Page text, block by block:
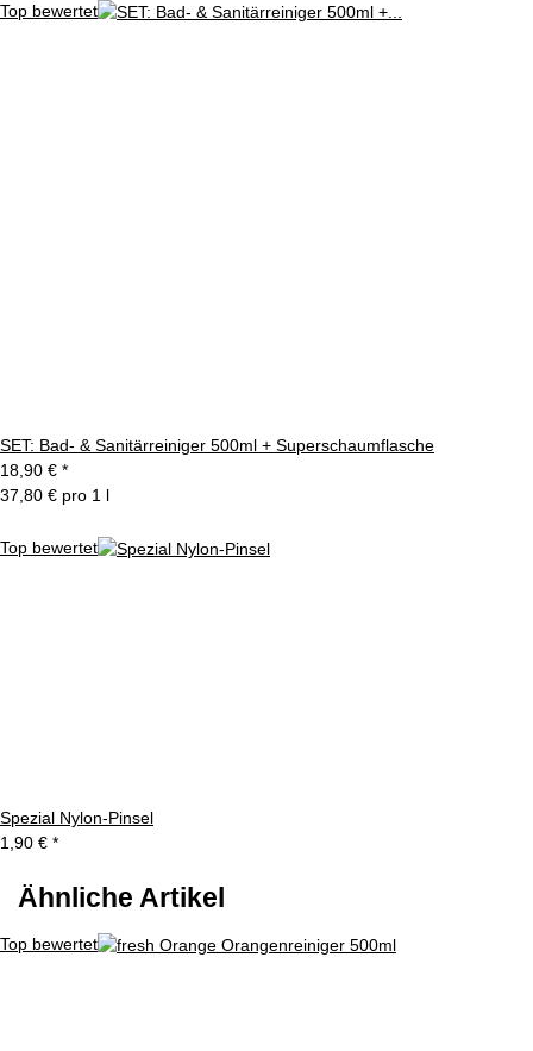
Top bewertet
SET: Bad- & Sanitärreiniger 500ml + Superschaumflasche
18,90 € *
37,80 € pro 1 l
Top bewertet
Spezial Nylon-Pinsel
1,90 € *
Ähnliche Artikel
Top bewertet